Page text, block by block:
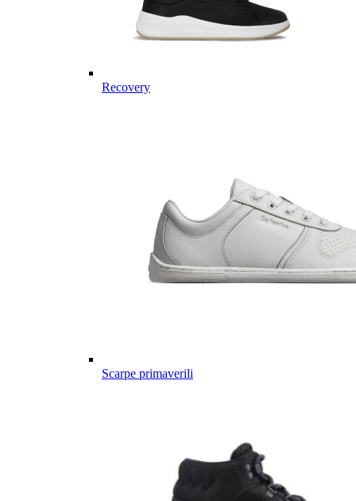
Recovery
Scarpe primaverili